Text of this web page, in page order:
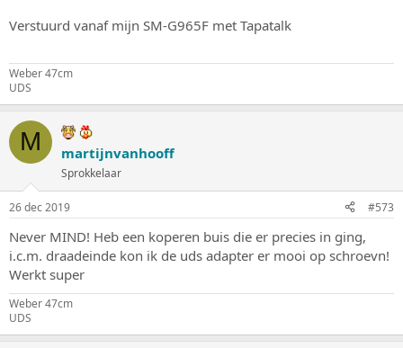
Verstuurd vanaf mijn SM-G965F met Tapatalk
Weber 47cm
UDS
M martijnvanhooff
Sprokkelaar
26 dec 2019 #573
Never MIND! Heb een koperen buis die er precies in ging,
i.c.m. draadeinde kon ik de uds adapter er mooi op schroevn!
Werkt super
Weber 47cm
UDS